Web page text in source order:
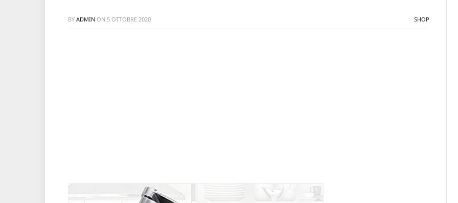
BY ADMIN ON 5 OTTOBRE 2020 SHOP